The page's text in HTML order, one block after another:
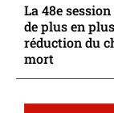
La 48e
de plus en
réduction du
mort